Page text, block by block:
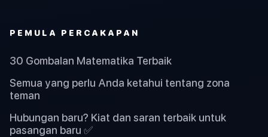
PEMULA PERCAKAPAN
30 Gombalan Matematika Terbaik
Semua yang perlu Anda ketahui tentang zona
teman
Hubungan baru? Kiat dan saran terbaik untuk
pasangan baru ✅